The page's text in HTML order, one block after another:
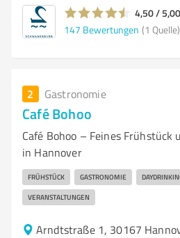
4,50 / 5,00
147 Bewertungen (1 Quelle)
2 Gastronomie
Café Bohoo
Café Bohoo – Feines Frühstück
in Hannover
FRÜHSTÜCK GASTRONOMIE
VERANSTALTUNGEN
Arndtstraße 1, 30167